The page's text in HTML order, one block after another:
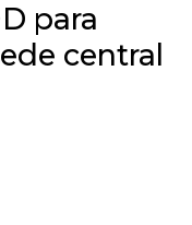
para
central